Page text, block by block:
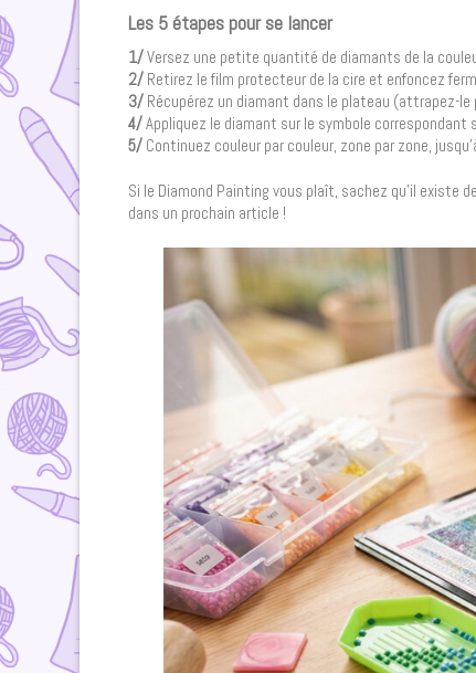
Les 5 étapes pour se lancer
1/Versez une petite quantité de diamants de la
2/ Retirez le film protecteur de la cire et enfoncez
3/ Récupérez un diamant dans le plateau (attrapez-le
4/Appliquez le diamant sur le symbole
5/ Continuez couleur par couleur, zone par zone,
Si le Diamond Painting vous plaît, sachez qu’il existe
dans un prochain article !